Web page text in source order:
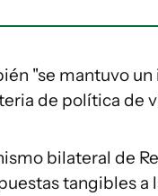
"se mantuvo
de política de
bilateral de
tangibles